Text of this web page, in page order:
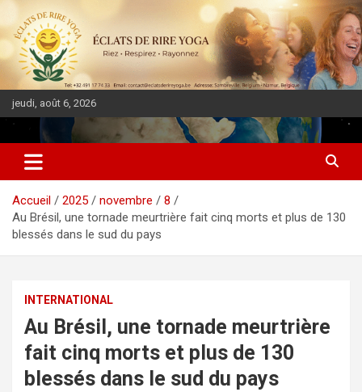
jeudi, août 6, 2026
DIASPORA PULSE
Accueil 2025 novembre
8
Au Brésil, une tornade meurtrière fait cinq morts et plus de 130
blessés dans le sud du pays
INTERNATIONAL
Au Brésil, une tornade meurtrière
fait cinq morts et plus de 130
blessés dans le sud du pays